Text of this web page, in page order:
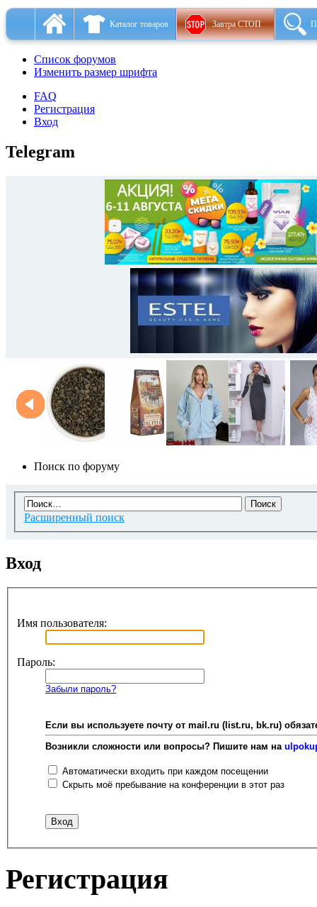
Каталог товаров Завтра СТОП
Список форумов
Изменить размер шрифта
FAQ
Регистрация
Вход
Telegram
Поиск по форуму
Расширенный поиск
Вход
Имя пользователя:
Пароль:
Забыли пароль?
Если вы используете почту от mail.ru (list.ru, bk.ru)
Возникли сложности или вопросы? Пишите нам на
Автоматически входить при каждом посещении
Скрыть моё пребывание на конференции в этот раз
Регистрация